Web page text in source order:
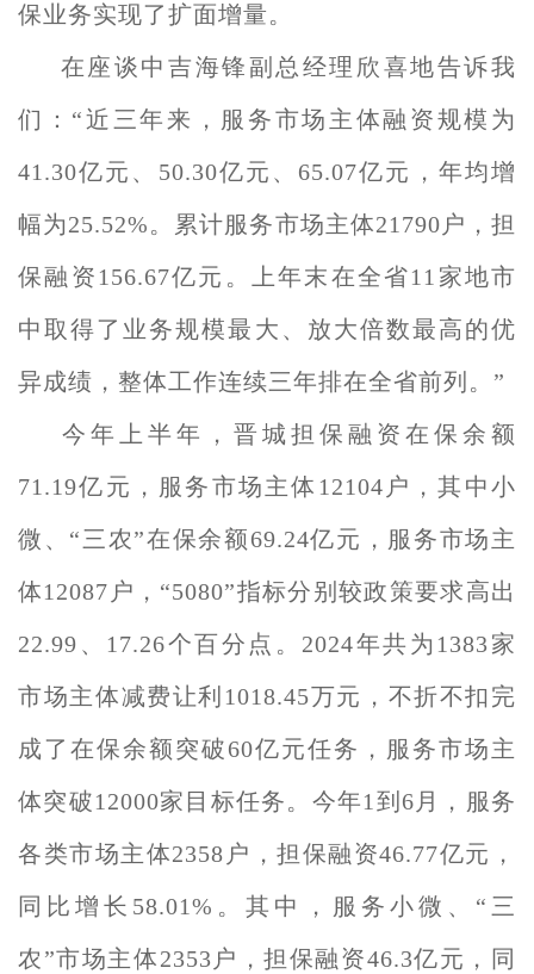
保业务实现了扩面增量。
在座谈中吉海锋副总经理欣喜地告诉我
们：“近三年来，服务市场主体融资规模为
41.30亿元、50.30亿元、65.07亿元，年均增
幅为25.52%。累计服务市场主体21790户，担
保融资156.67亿元。上年末在全省11家地市
中取得了业务规模最大、放大倍数最高的优
异成绩，整体工作连续三年排在全省前列。”
今年上半年，晋城担保融资在保余额
71.19亿元，服务市场主体12104户，其中小
微、“三农”在保余额69.24亿元，服务市场主
体12087户，“5080”指标分别较政策要求高出
22.99、17.26个百分点。2024年共为1383家
市场主体减费让利1018.45万元，不折不扣完
成了在保余额突破60亿元任务，服务市场主
体突破12000家目标任务。今年1到6月，服务
各类市场主体2358户，担保融资46.77亿元，
同比增长58.01%。其中，服务小微、“三
农”市场主体2353户，担保融资46.3亿元，同